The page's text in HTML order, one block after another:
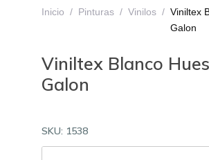
Inicio / Pinturas / Vinilos / Viniltex
Galon
Viniltex Blanco
Galon
SKU: 1538